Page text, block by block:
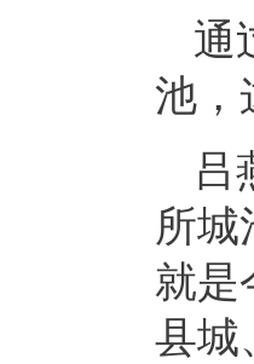
通
池，
吕
所城
就是
县城